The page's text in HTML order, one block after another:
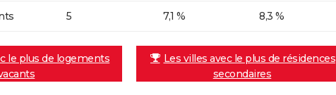
5 7,1 % 8,3 %
le plus de logements
Les villes avec le plus de résidences
secondaires